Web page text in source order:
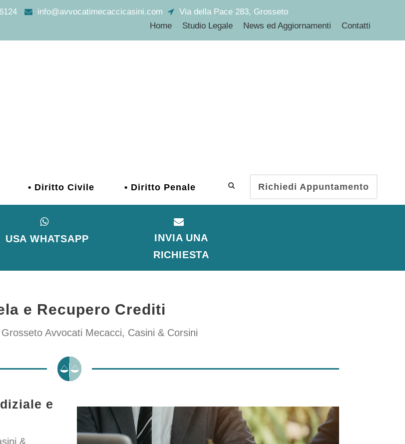
info@avvocatimecaccicasini.com
Via della Pace 283, Grosseto
Home
Studio Legale News ed Aggiornamenti Contatti
• Diritto Civile • Diritto Penale Richiedi Appuntamento
USA WHATSAPP
INVIA UNA
RICHIESTA
e Recupero Crediti
Avvocati Mecacci, Casini & Corsini
e
&